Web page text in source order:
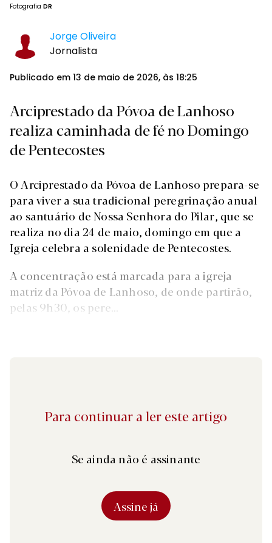
Fotografia DR
Jorge Oliveira
Jornalista
Publicado em 13 de maio de 2026, às 18:25
Arciprestado da Póvoa de Lanhoso
realiza caminhada de fé no Domingo
de Pentecostes
O Arciprestado da Póvoa de Lanhoso prepara-se
para viver a sua tradicional peregrinação anual
ao santuário de Nossa Senhora do Pilar, que se
realiza no dia 24 de maio, domingo em que a
Igreja celebra a solenidade de Pentecostes.
A concentração está marcada para a igreja
matriz da Póvoa de Lanhoso, de onde partirão,
pelas 9h30, os pere...
Para continuar a ler este artigo
Se ainda não é assinante
Assine já